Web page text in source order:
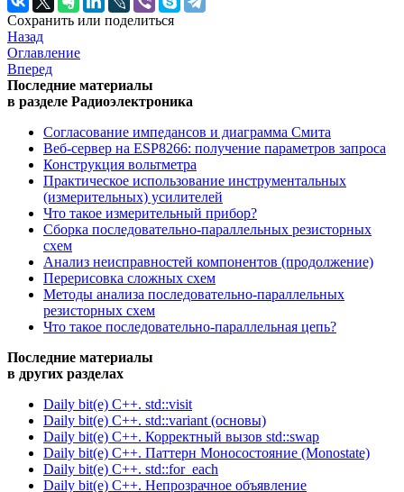
Сохранить или поделиться
Назад
Оглавление
Вперед
Последние материалы
в разделе Радиоэлектроника
Согласование импедансов и диаграмма Смита
Веб-сервер на ESP8266: получение параметров запроса
Конструкция вольтметра
Практическое использование инструментальных
(измерительных) усилителей
Что такое измерительный прибор?
Сборка последовательно-параллельных резисторных
схем
Анализ неисправностей компонентов (продолжение)
Перерисовка сложных схем
Методы анализа последовательно-параллельных
резисторных схем
Что такое последовательно-параллельная цепь?
Последние материалы
в других разделах
Daily bit(e) C++. std::visit
Daily bit(e) C++. std::variant (основы)
Daily bit(e) C++. Корректный вызов std::swap
Daily bit(e) C++. Паттерн Моносостояние (Monostate)
Daily bit(e) C++. std::for_each
Daily bit(e) C++. Непрозрачное объявление